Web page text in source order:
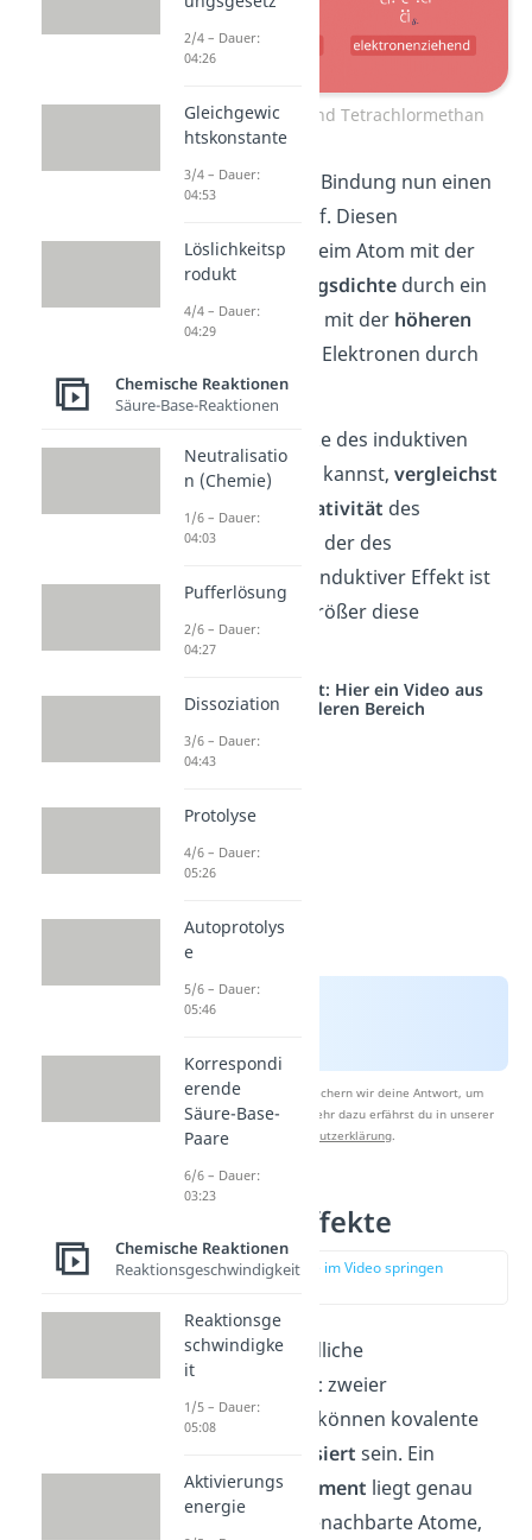
I Effekt Methan und Tetrachlormethan
Dadurch weist die Bindung nun einen
auf. Diesen
symbolisierst du beim Atom mit der
geringeren
Ladungsdichte durch ein
und beim Atom mit der höheren
an Elektronen durch
ein
.
Damit du die Stärke des induktiven
Effektes bewerten kannst,vergleichst
du die
Elektronegativität des
Substituenten
mit der des
. Ein induktiver Effekt ist
umso stärker, je größer diese
Differenz ausfällt.
Studyflix vernetzt: Hier ein Video aus
einem anderen Bereich
Nach Beantwortung speichern wir deine Antwort, um
Studyflix zu verbessern. Mehr dazu erfährst du in unserer
Datenschutzerklärung.
Induktive Effekte
zur Stelle im Video springen
Durch unterschiedliche
Elektronegativität zweier
Bindungspartner, können kovalente
polarisiert sein. Ein
Bindungsdipolmoment liegt genau
dann vor, wenn benachbarte Atome,
2/4 – Dauer:
04:26
Gleichgewic
htskonstante
3/4 – Dauer:
04:53
Löslichkeitsp
rodukt
4/4 – Dauer:
04:29
Chemische Reaktionen
Säure-Base-Reaktionen
Neutralisatio
n (Chemie)
1/6 – Dauer:
04:03
Pufferlösung
2/6 – Dauer:
04:27
Dissoziation
3/6 – Dauer:
04:43
Protolyse
4/6 – Dauer:
05:26
Autoprotolys
e
5/6 – Dauer:
05:46
Korrespondi
erende
Säure-Base-
Paare
6/6 – Dauer:
03:23
Chemische Reaktionen
Reaktionsgeschwindigkeit
Reaktionsge
schwindigke
it
1/5 – Dauer:
05:08
Aktivierungs
energie